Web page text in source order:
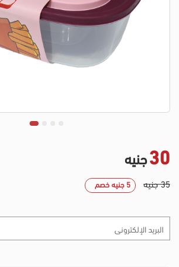
30جنيه
35 جنيه 5 جنيه خصم